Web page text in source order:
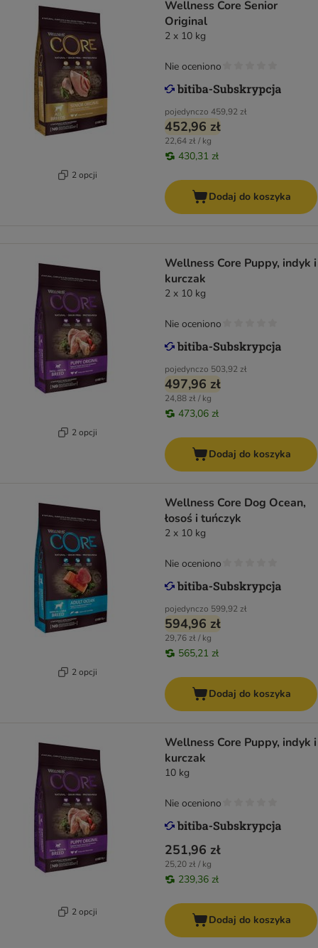
2 opcji
Wellness Core Senior
Original
2 x 10 kg
pojedynczo 459,92 zł
452,96 zł
22,64 zł / kg
430,31 zł
Nie oceniono
Dodaj do koszyka
2 opcji
Wellness Core Puppy, indyk i
kurczak
2 x 10 kg
pojedynczo 503,92 zł
497,96 zł
24,88 zł / kg
473,06 zł
Nie oceniono
Dodaj do koszyka
2 opcji
Wellness Core Dog Ocean,
łosoś i tuńczyk
2 x 10 kg
pojedynczo 599,92 zł
594,96 zł
29,76 zł / kg
565,21 zł
Nie oceniono
Dodaj do koszyka
2 opcji
Wellness Core Puppy, indyk i
kurczak
10 kg
251,96 zł
25,20 zł / kg
239,36 zł
Nie oceniono
Dodaj do koszyka